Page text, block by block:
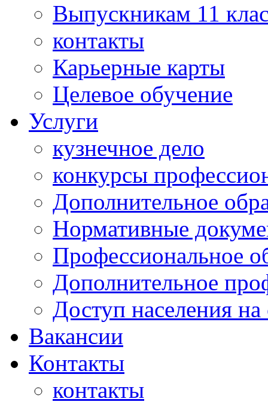
Выпускникам 11
контакты
Карьерные карты
Целевое обучение
Услуги
кузнечное дело
конкурсы
Дополнительное
Нормативные
Профессиональное
Дополнительное
Доступ населения
Вакансии
Контакты
контакты